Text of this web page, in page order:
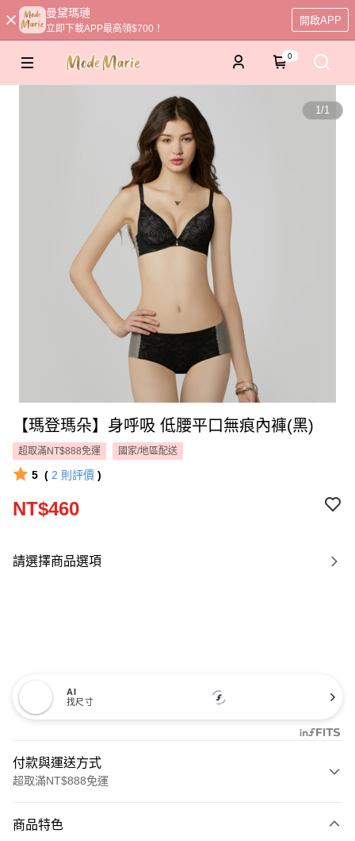
曼黛瑪璉
立即下載APP最高領$700！
開啟APP
0
1/1
【瑪登瑪朵】身呼吸 低腰平口無痕內褲(黑)
超取滿NT$888免運 國家/地區配送
5 ( 2 則評價 )
NT$460
請選擇商品選項
AI
找尺寸
付款與運送方式
超取滿NT$888免運
信用卡一次付款
商品特色